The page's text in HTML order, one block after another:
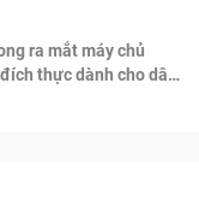
ra mắt máy chủ
thực dành cho dân